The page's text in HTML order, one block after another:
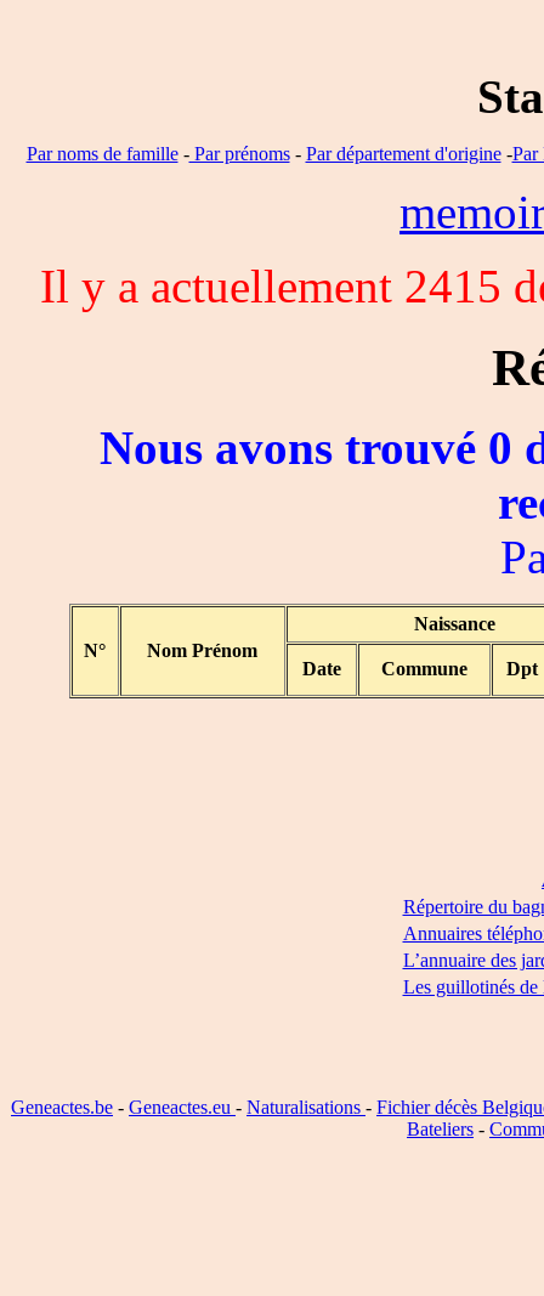
Par noms de famille-Par prénoms- Par département d'origine-Par
Il y a actuellement 2415
Nous avons trouvé 0
N° Nom Prénom
Naissance
Date Commune Dpt
Répertoire du
Annuaires
L’annuaire des
Les guillotinés de
Geneactes.be - Geneactes.eu - Naturalisations - Fichier décès
Bateliers -